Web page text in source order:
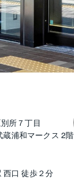
所７丁目
浦和マークス 2階
西口 徒歩２分